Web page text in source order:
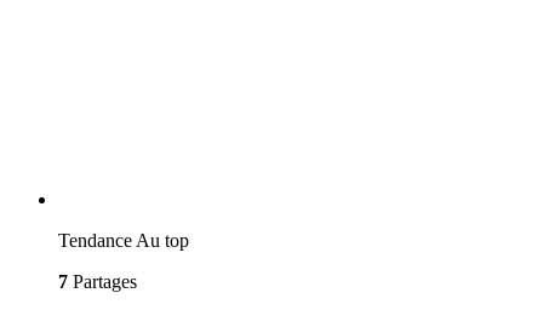
Tendance Au top
7 Partages